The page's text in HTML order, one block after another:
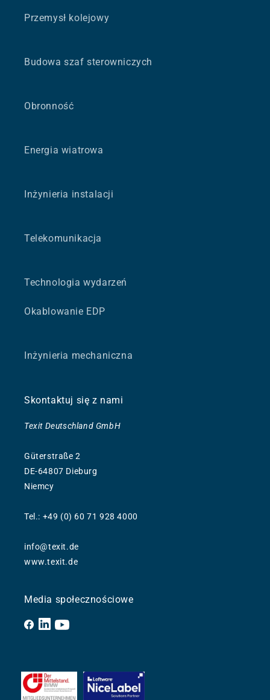
Przemysł kolejowy
Budowa szaf sterowniczych
Obronność
Energia wiatrowa
Inżynieria instalacji
Telekomunikacja
Technologia wydarzeń
Okablowanie EDP
Inżynieria mechaniczna
Skontaktuj się z nami
Texit Deutschland GmbH
Güterstraße 2
DE-64807 Dieburg
Niemcy
Tel.: +49 (0) 60 71 928 4000
info@texit.de
www.texit.de
Media społecznościowe
FacebookYouTube